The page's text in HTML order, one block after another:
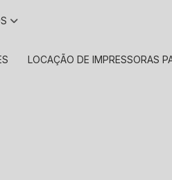
LOCAÇÃO DE IMPRESSORAS